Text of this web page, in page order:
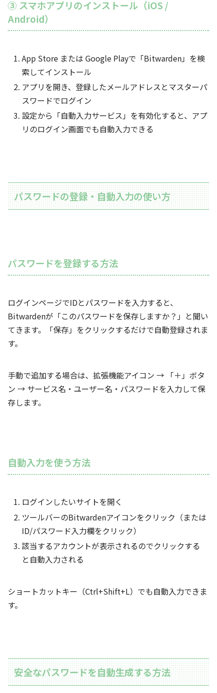
③ スマホアプリのインストール（iOS /
Android）
App Store または Google Playで「Bitwarden」を検
索してインストール
アプリを開き、登録したメールアドレスとマスターパ
スワードでログイン
設定から「自動入力サービス」を有効化すると、アプ
リのログイン画面でも自動入力できる
パスワードの登録・自動入力の使い方
パスワードを登録する方法
ログインページでIDとパスワードを入力すると、
Bitwardenが「このパスワードを保存しますか？」と聞い
てきます。「保存」をクリックするだけで自動登録されま
す。
手動で追加する場合は、拡張機能アイコン → 「＋」ボタ
ン → サービス名・ユーザー名・パスワードを入力して保
存します。
自動入力を使う方法
ログインしたいサイトを開く
ツールバーのBitwardenアイコンをクリック（または
ID/パスワード入力欄をクリック）
該当するアカウントが表示されるのでクリックする
と自動入力される
ショートカットキー（Ctrl+Shift+L）でも自動入力できま
す。
安全なパスワードを自動生成する方法